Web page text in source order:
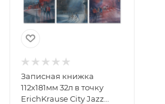
Записная книжка
112х181мм 32л в точку
ErichKrause City Jazz